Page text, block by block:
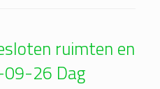
ruimten en
26 Dag